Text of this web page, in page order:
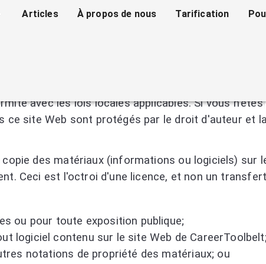
Articles À propos de nous Tarification
Web
avec les lois locales applicables. Si vous
ce site Web sont protégés par le droit d'auteur et
des matériaux (informations ou logiciels) sur
Ceci est l'octroi d'une licence, et non un
ou pour toute exposition publique;
logiciel contenu sur le site Web de CareerToolbelt;
notations de propriété des matériaux; ou